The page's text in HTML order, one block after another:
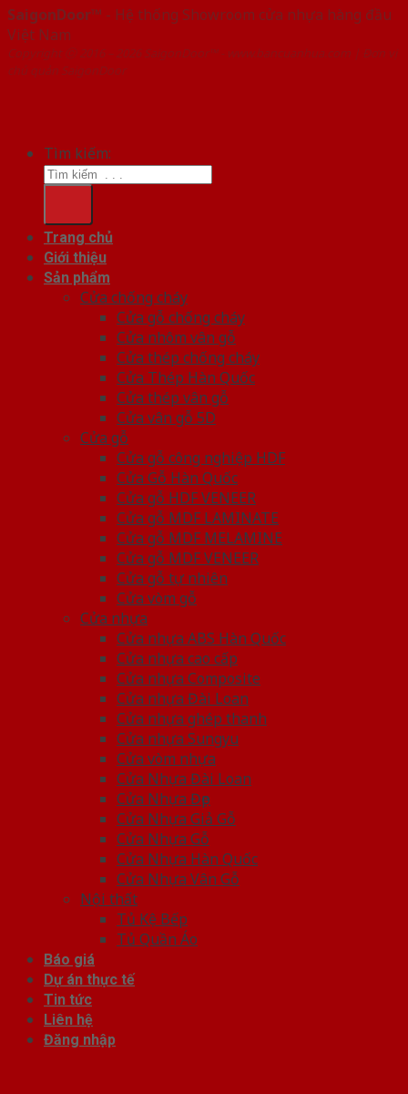
SaigonDoor™ - Hệ thống Showroom cửa nhựa hàng đầu
Việt Nam
Copyright ⓒ 2016 – 2026 SaigonDoor™ - www.bancuanhua.com | Đơn vị
chủ quản SaigonDoor
Tìm kiếm:
Trang chủ
Giới thiệu
Sản phẩm
Cửa chống cháy
Cửa gỗ chống cháy
Cửa nhôm vân gỗ
Cửa thép chống cháy
Cửa Thép Hàn Quốc
Cửa thép vân gỗ
Cửa vân gỗ 5D
Cửa gỗ
Cửa gỗ công nghiệp HDF
Cửa Gỗ Hàn Quốc
Cửa gỗ HDF VENEER
Cửa gỗ MDF LAMINATE
Cửa gỗ MDF MELAMINE
Cửa gỗ MDF VENEER
Cửa gỗ tự nhiên
Cửa vòm gỗ
Cửa nhựa
Cửa nhựa ABS Hàn Quốc
Cửa nhựa cao cấp
Cửa nhựa Composite
Cửa nhựa Đài Loan
Cửa nhựa ghép thanh
Cửa nhựa Sungyu
Cửa vòm nhựa
Cửa Nhựa Đài Loan
Cửa Nhựa Đẹp
Cửa Nhựa Giả Gỗ
Cửa Nhựa Gỗ
Cửa Nhựa Hàn Quốc
Cửa Nhựa Vân Gỗ
Nội thất
Tủ Kệ Bếp
Tủ Quần Áo
Báo giá
Dự án thực tế
Tin tức
Liên hệ
Đăng nhập